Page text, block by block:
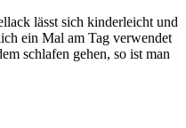
lässt sich kinderleicht und
ein Mal am Tag verwendet
schlafen gehen, so ist man